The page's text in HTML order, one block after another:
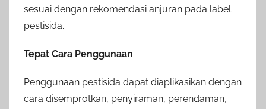
sesuai dengan rekomendasi anjuran pada label
pestisida.
Tepat Cara Penggunaan
Penggunaan pestisida dapat diaplikasikan dengan
cara disemprotkan, penyiraman, perendaman,